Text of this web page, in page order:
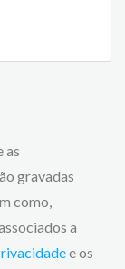
as
gravadas
como,
a
e os